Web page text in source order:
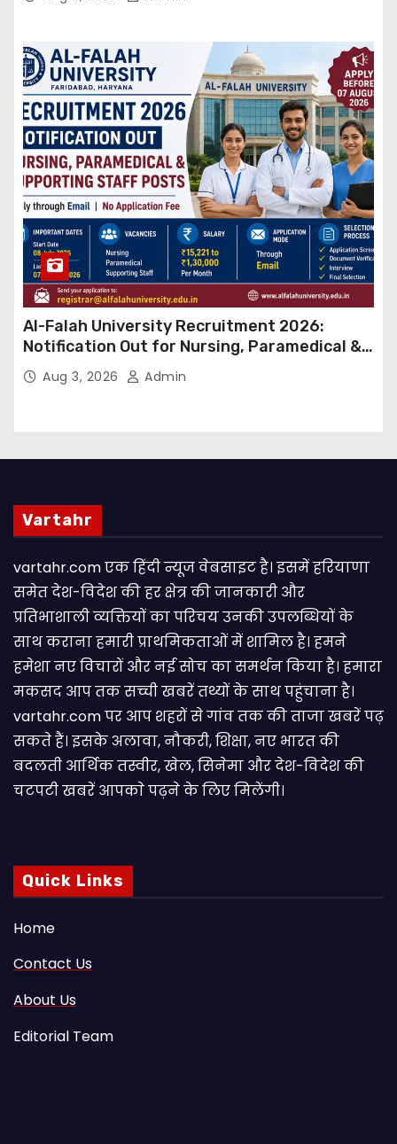
Al-Falah University Recruitment 2026:
Notification Out for Nursing, Paramedical &
Supporting Staff Posts, Apply Through Email
Aug 3, 2026 Admin
Vartahr
vartahr.com एक हिंदी न्यूज वेबसाइट है। इसमें हरियाणा
समेत देश-विदेश की हर क्षेत्र की जानकारी और
प्रतिभाशाली व्यक्तियों का परिचय उनकी उपलब्धियों के
साथ कराना हमारी प्राथमिकताओं में शामिल है। हमने
हमेशा नए विचारों और नई सोच का समर्थन किया है। हमारा
मकसद आप तक सच्ची खबरें तथ्यों के साथ पहुंचाना है।
vartahr.com पर आप शहरों से गांव तक की ताजा खबरें पढ़
सकते हैं। इसके अलावा, नौकरी, शिक्षा, नए भारत की
बदलती आर्थिक तस्वीर, खेल, सिनेमा और देश-विदेश की
चटपटी खबरें आपकाे पढ़ने के लिए मिलेंगी।
Quick Links
Home
Contact Us
About Us
Editorial Team